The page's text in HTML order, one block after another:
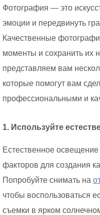
Фотография — это
эмоции и передвинуть
Качественные
моменты и сохранить их
представляем вам
которые помогут вам
профессиональными и
1. Используйте
Естественное освещение
факторов для создания
Попробуйте снимать на
чтобы воспользоваться
съемки в ярком